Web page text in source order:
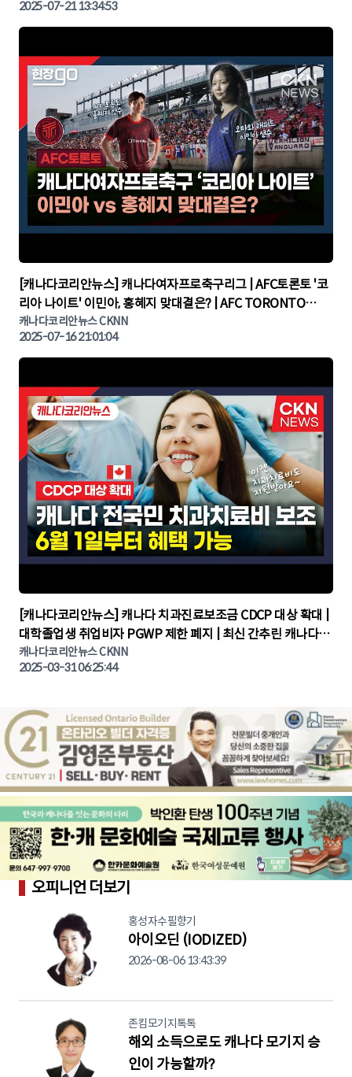
2025-07-21 13:34:53
▶
[캐나다코리안뉴스] 캐나다여자프로축구리그 | AFC토론토 '코
리아 나이트' 이민아, 홍혜지 맞대결은? | AFC TORONTO
KOREA NIGHT | 캐나다뉴스 | 토론토뉴스
캐나다코리안뉴스 CKNN
2025-07-16 21:01:04
▶
[캐나다코리안뉴스] 캐나다 치과진료보조금 CDCP 대상 확대 |
대학졸업생 취업비자 PGWP 제한 폐지 | 최신 간추린 캐나다뉴
스 | CKNNEWS | 캐나다뉴스 | 토론토뉴스
캐나다코리안뉴스 CKNN
2025-03-31 06:25:44
오피니언 더보기
홍성자수필향기
아이오딘 (IODIZED)
2026-08-06 13:43:39
존킴모기지톡톡
해외 소득으로도 캐나다 모기지 승
인이 가능할까?